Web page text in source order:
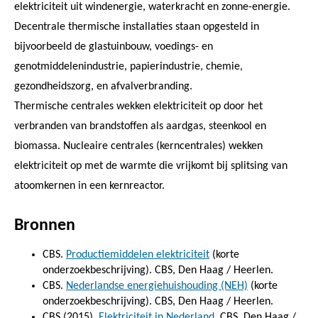
elektriciteit uit windenergie, waterkracht en zonne-energie.
Decentrale thermische installaties staan opgesteld in
bijvoorbeeld de glastuinbouw, voedings- en
genotmiddelenindustrie, papierindustrie, chemie,
gezondheidszorg, en afvalverbranding.
Thermische centrales wekken elektriciteit op door het
verbranden van brandstoffen als aardgas, steenkool en
biomassa. Nucleaire centrales (kerncentrales) wekken
elektriciteit op met de warmte die vrijkomt bij splitsing van
atoomkernen in een kernreactor.
Bronnen
CBS. Productiemiddelen elektriciteit (korte
onderzoekbeschrijving). CBS, Den Haag / Heerlen.
CBS. Nederlandse energiehuishouding (NEH) (korte
onderzoekbeschrijving). CBS, Den Haag / Heerlen.